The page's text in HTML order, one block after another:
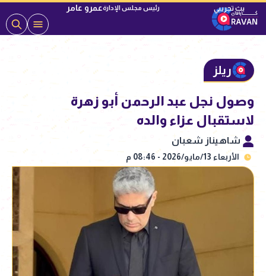
رئيس مجلس الإدارةعمرو عامر
ريلز
وصول نجل عبد الرحمن أبو زهرة
لاستقبال عزاء والده
شاهيناز شعبان
الأربعاء 13/مايو/2026 - 08:46 م